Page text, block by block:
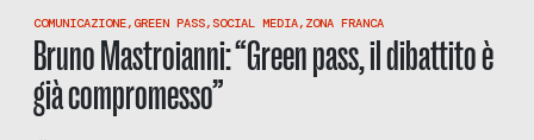
COMUNICAZIONE,GREEN PASS, SOCIAL MEDIA, ZONA FRANCA
Bruno Mastroianni: “Green pass, il dibattito è
già compromesso”